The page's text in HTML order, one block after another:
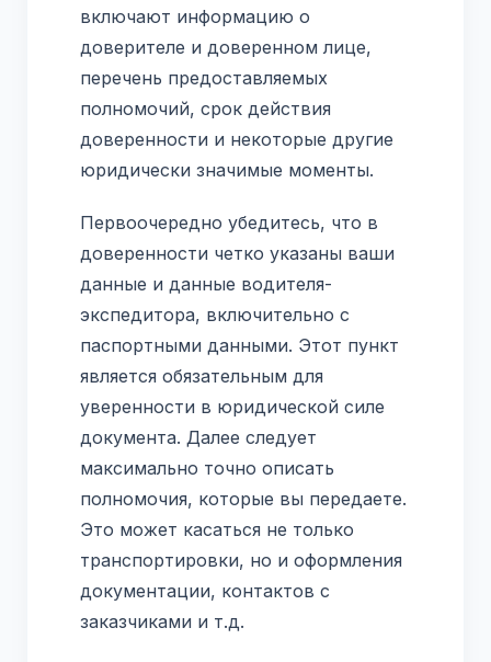
включают информацию о
доверителе и доверенном лице,
перечень предоставляемых
полномочий, срок действия
доверенности и некоторые другие
юридически значимые моменты.
Первоочередно убедитесь, что в
доверенности четко указаны ваши
данные и данные водителя-
экспедитора, включительно с
паспортными данными. Этот пункт
является обязательным для
уверенности в юридической силе
документа. Далее следует
максимально точно описать
полномочия, которые вы передаете.
Это может касаться не только
транспортировки, но и оформления
документации, контактов с
заказчиками и т.д.